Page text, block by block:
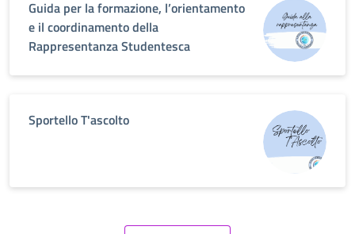
Guida per la formazione, l’orientamento
e il coordinamento della
Rappresentanza Studentesca
Sportello T'ascolto